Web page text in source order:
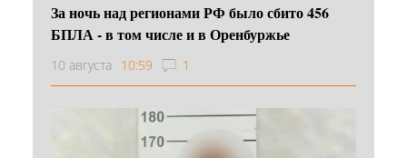
За ночь над регионами РФ было сбито 456
БПЛА - в том числе и в Оренбуржье
10 августа 10:59 1